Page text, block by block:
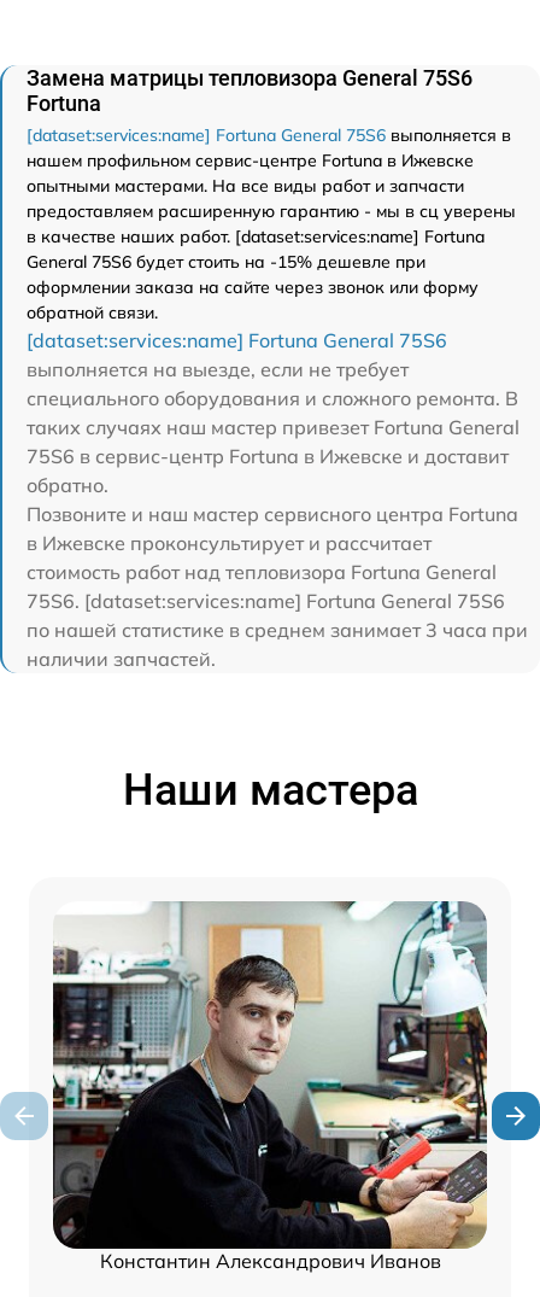
Замена матрицы тепловизора General 75S6
Fortuna
[dataset:services:name] Fortuna General 75S6 выполняется в
нашем профильном сервис-центре Fortuna в Ижевске
опытными мастерами. На все виды работ и запчасти
предоставляем расширенную гарантию - мы в сц уверены
в качестве наших работ. [dataset:services:name] Fortuna
General 75S6 будет стоить на -15% дешевле при
оформлении заказа на сайте через звонок или форму
обратной связи.
[dataset:services:name] Fortuna General 75S6
выполняется на выезде, если не требует
специального оборудования и сложного ремонта. В
таких случаях наш мастер привезет Fortuna General
75S6 в сервис-центр Fortuna в Ижевске и доставит
обратно.
Позвоните и наш мастер сервисного центра Fortuna
в Ижевске проконсультирует и рассчитает
стоимость работ над тепловизора Fortuna General
75S6. [dataset:services:name] Fortuna General 75S6
по нашей статистике в среднем занимает 3 часа при
наличии запчастей.
Наши мастера
Константин Александрович Иванов